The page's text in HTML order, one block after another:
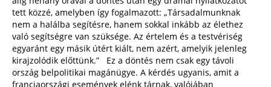
tett közzé, amelyben így fogalmazott: „Társadalmunknak
nem a halálba segítésre, hanem sokkal inkább az élethez
való segítségre van szüksége. Az értelem és a testvériség
egyaránt egy másik útért kiált, nem azért, amelyik jelenleg
kirajzolódik előttünk.” Ez a döntés nem csak egy távoli
ország belpolitikai magánügye. A kérdés ugyanis, amit a
franciaországi események elénk tárnak, valójában